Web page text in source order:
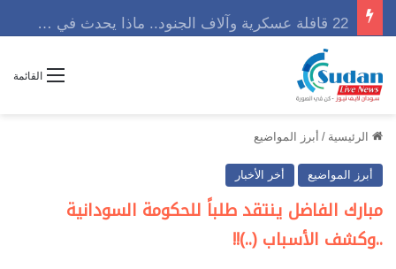
القائمة
الرئيسية / أبرز المواضيع
أبرز المواضيع أخر الأخبار
مبارك الفاضل ينتقد طلباً للحكومة السودانية
..وكشف الأسباب (..)!!